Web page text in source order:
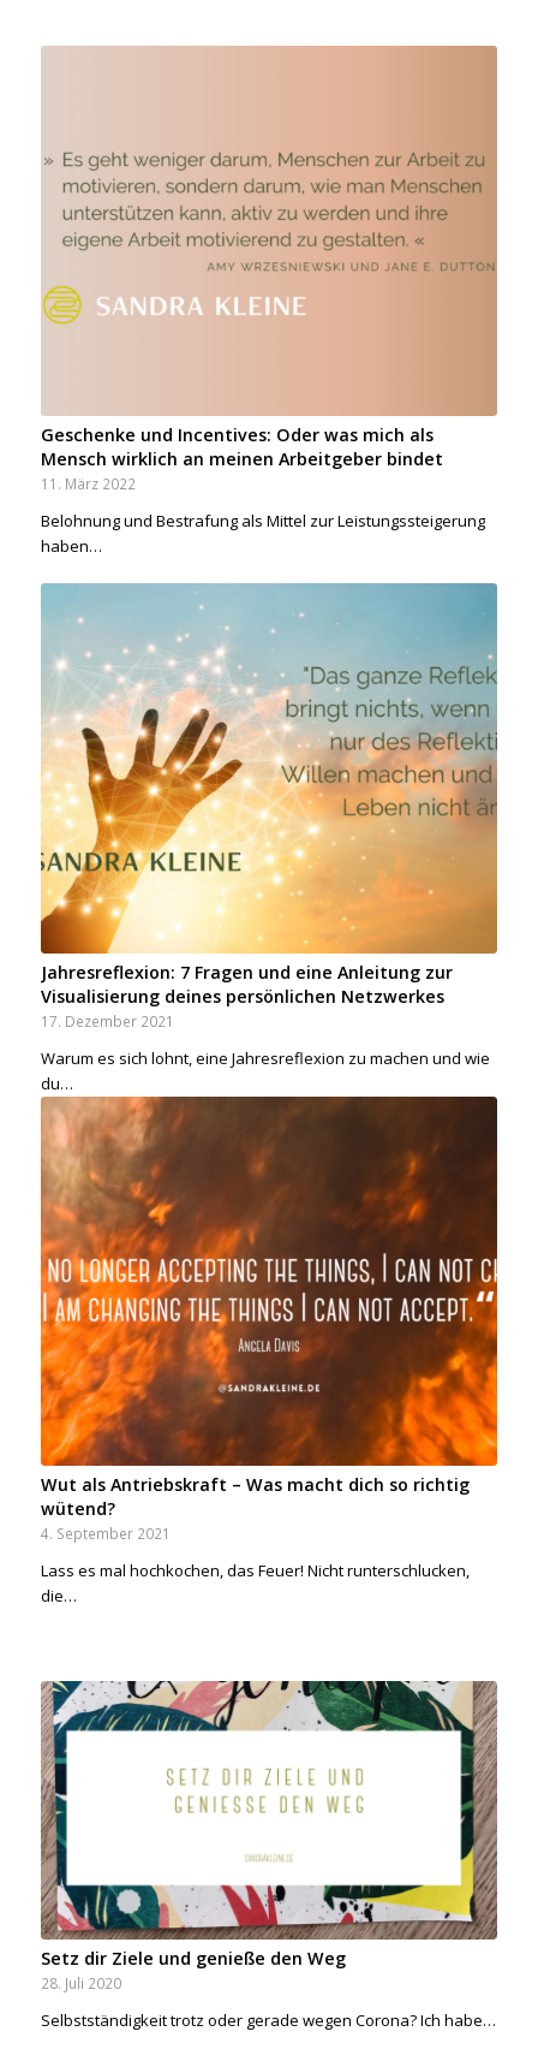
Geschenke und Incentives: Oder was mich als
Mensch wirklich an meinen Arbeitgeber bindet
11. März 2022
Belohnung und Bestrafung als Mittel zur Leistungssteigerung
haben…
Jahresreflexion: 7 Fragen und eine Anleitung zur
Visualisierung deines persönlichen Netzwerkes​
17. Dezember 2021
Warum es sich lohnt, eine Jahresreflexion zu machen und wie
du…
Wut als Antriebskraft – Was macht dich so richtig
wütend?
4. September 2021
Lass es mal hochkochen, das Feuer! Nicht runterschlucken,
die…
Setz dir Ziele und genieße den Weg
28. Juli 2020
Selbstständigkeit trotz oder gerade wegen Corona? Ich habe…